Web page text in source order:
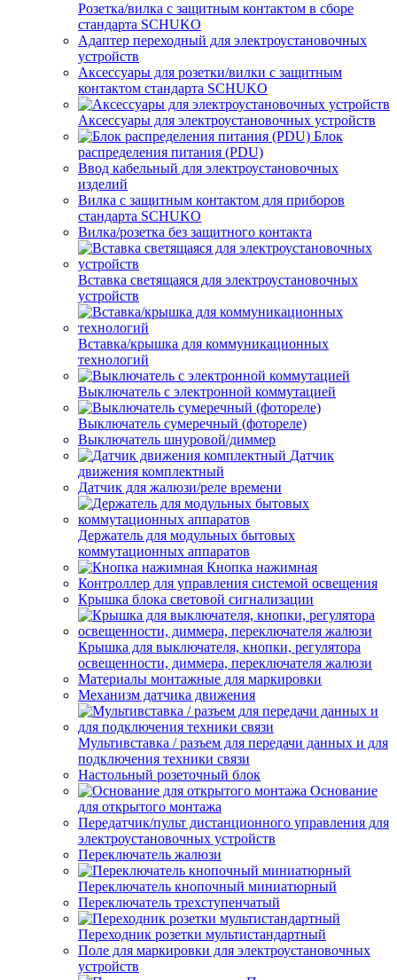
Розетка/вилка с защитным контактом в сборе
стандарта SCHUKO
Адаптер переходный для электроустановочных
устройств
Аксессуары для розетки/вилки с защитным
контактом стандарта SCHUKO
Аксессуары для электроустановочных устройств
Блок
распределения питания (PDU)
Ввод кабельный для электроустановочных
изделий
Вилка с защитным контактом для приборов
стандарта SCHUKO
Вилка/розетка без защитного контакта
Вставка светящаяся для электроустановочных
устройств
Вставка/крышка для коммуникационных
технологий
Выключатель с электронной коммутацией
Выключатель сумеречный (фотореле)
Выключатель шнуровой/диммер
Датчик
движения комплектный
Датчик для жалюзи/реле времени
Держатель для модульных бытовых
коммутационных аппаратов
Кнопка нажимная
Контроллер для управления системой освещения
Крышка блока световой сигнализации
Крышка для выключателя, кнопки, регулятора
освещенности, диммера, переключателя жалюзи
Материалы монтажные для маркировки
Механизм датчика движения
Мультивставка / разъем для передачи данных и для
подключения техники связи
Настольный розеточный блок
Основание
для открытого монтажа
Передатчик/пульт дистанционного управления для
электроустановочных устройств
Переключатель жалюзи
Переключатель кнопочный миниатюрный
Переключатель трехступенчатый
Переходник розетки мультистандартный
Поле для маркировки для электроустановочных
устройств